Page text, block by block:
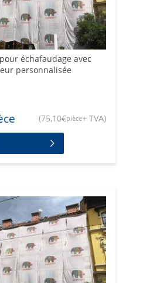
échafaudage avec
personnalisée
(75,10€pièce+ TVA)